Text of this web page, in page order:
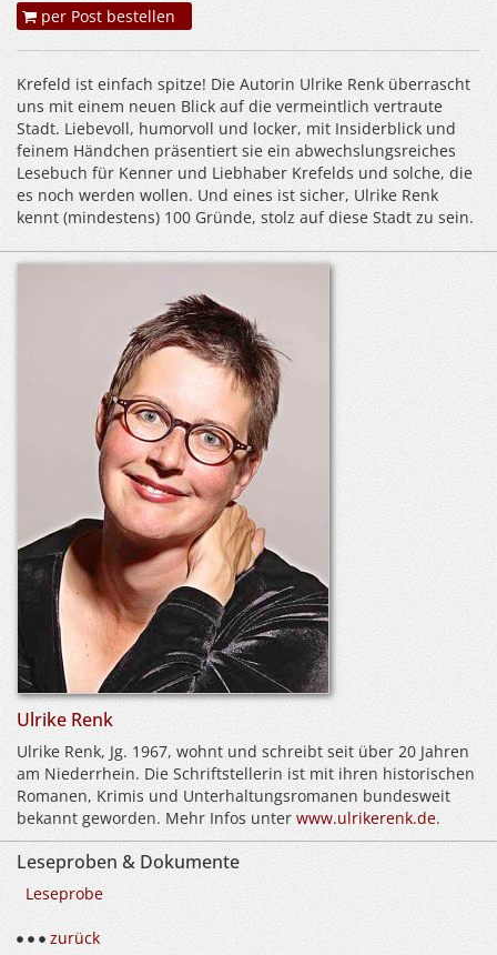
per Post bestellen
Krefeld ist einfach spitze! Die Autorin Ulrike Renk überrascht
uns mit einem neuen Blick auf die vermeintlich vertraute
Stadt. Liebevoll, humorvoll und locker, mit Insiderblick und
feinem Händchen präsentiert sie ein abwechslungsreiches
Lesebuch für Kenner und Liebhaber Krefelds und solche, die
es noch werden wollen. Und eines ist sicher, Ulrike Renk
kennt (mindestens) 100 Gründe, stolz auf diese Stadt zu sein.
Ulrike Renk
Ulrike Renk, Jg. 1967, wohnt und schreibt seit über 20 Jahren
am Niederrhein. Die Schriftstellerin ist mit ihren historischen
Romanen, Krimis und Unterhaltungsromanen bundesweit
bekannt geworden. Mehr Infos unter www.ulrikerenk.de.
Leseproben & Dokumente
Leseprobe
zurück